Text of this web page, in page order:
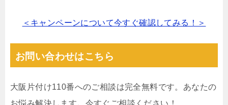
＜キャンペーンについて今すぐ確認してみる！＞
お問い合わせはこちら
大阪片付け110番へのご相談は完全無料です。あなたの